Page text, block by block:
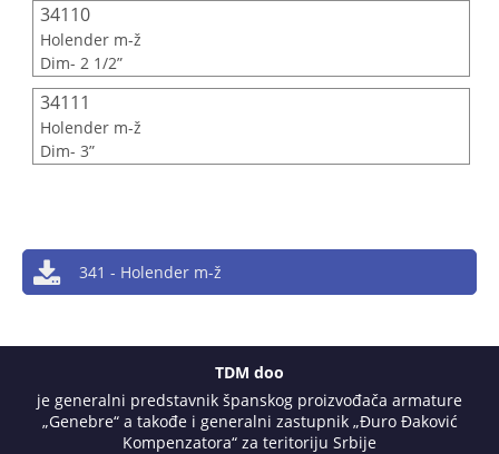
34110
Holender m-ž
Dim- 2 1/2”
34111
Holender m-ž
Dim- 3”
341 - Holender m-ž
TDM doo
je generalni predstavnik španskog proizvođača armature
„Genebre“ a takođe i generalni zastupnik „Đuro Đaković
Kompenzatora“ za teritoriju Srbije